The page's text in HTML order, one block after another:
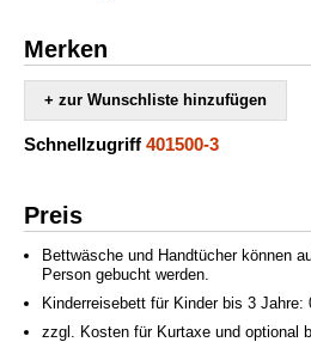
Merken
+ zur Wunschliste hinzufügen
Schnellzugriff 401500-3
Preis
Bettwäsche und Handtücher können
Person gebucht werden.
Kinderreisebett für Kinder bis 3 Jahre:
zzgl. Kosten für Kurtaxe und optional